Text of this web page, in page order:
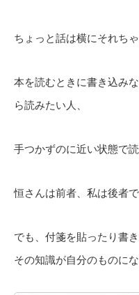
ちょっと話は横にそれちゃ
本を読むときに書き込み
ら読みたい人、
手つかずのに近い状態で
恒さんは前者、私は後者で
でも、付箋を貼ったり書
その知識が自分のものに